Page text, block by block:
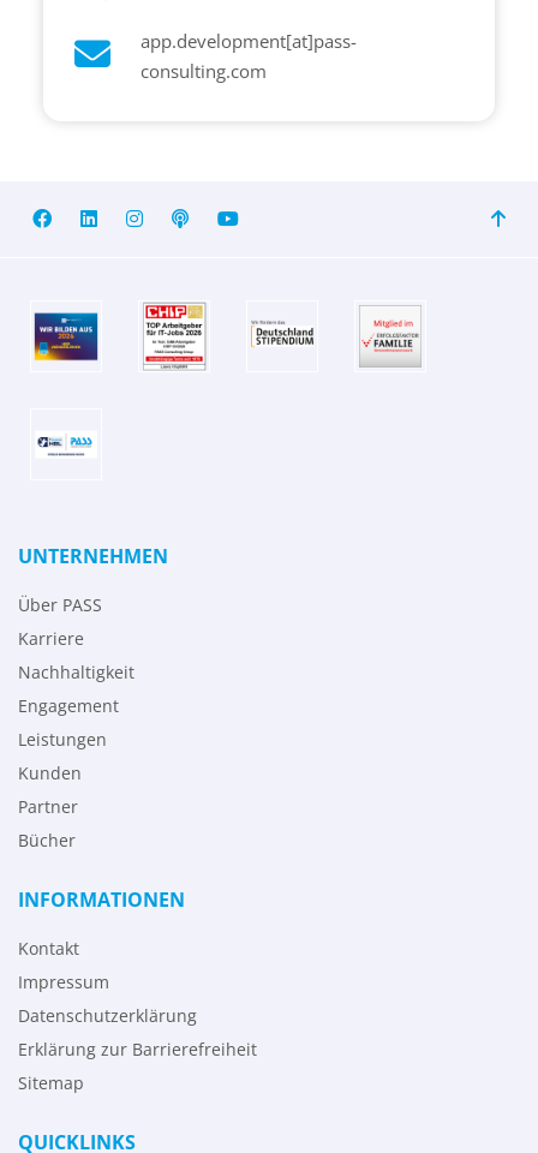
app.development[at]pass-
consulting.com
UNTERNEHMEN
Über PASS
Karriere
Nachhaltigkeit
Engagement
Leistungen
Kunden
Partner
Bücher
INFORMATIONEN
Kontakt
Impressum
Datenschutzerklärung
Erklärung zur Barrierefreiheit
Sitemap
QUICKLINKS